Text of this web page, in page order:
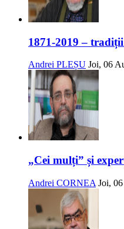
1871-2019 –
Andrei PLEȘU Joi, 06
„Cei mulți” și
Andrei CORNEA Joi,